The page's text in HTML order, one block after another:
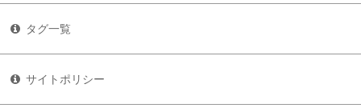
タグ一覧
サイトポリシー